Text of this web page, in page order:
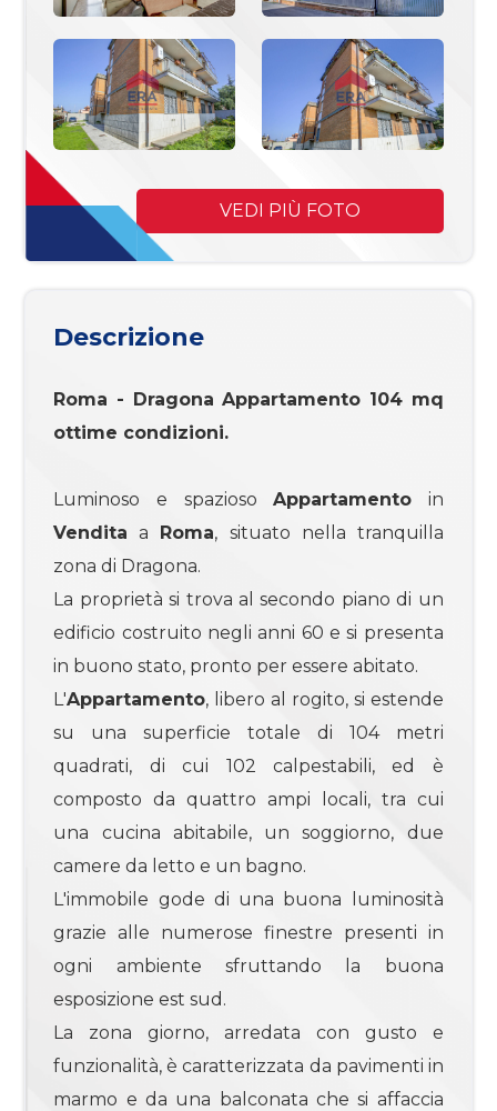
VEDI PIÙ FOTO
Descrizione
Roma - DragonaAppartamento 104 mq
ottime condizioni.
Luminoso e spaziosoAppartamento in
Vendita a Roma, situato nella tranquilla
zona di Dragona.
La proprietà si trova al secondo piano di un
edificio costruito negli anni 60 e si presenta
in buono stato, pronto per essere abitato.
L'Appartamento, libero al rogito, si estende
su una superficie totale di 104 metri
quadrati, di cui 102 calpestabili, ed è
composto da quattro ampi locali, tra cui
una cucina abitabile, un soggiorno, due
camere da letto e un bagno.
L'immobile gode di una buona luminosità
grazie alle numerose finestre presenti in
ogni ambiente sfruttando la buona
esposizione est sud.
La zona giorno, arredata con gusto e
funzionalità, è caratterizzata da pavimenti in
marmo e da una balconata che si affaccia
Totale
mq
Qualsiasi
1
2
3
4
4+
Bagni
minimi
Qualsiasi
1